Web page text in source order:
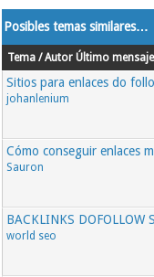
http://
http://
http://
http://
http://
http://
http://
http://
http://
http://
Posibles temas similares…
Tema / Autor Último mensaje
Sitios para enlaces do
johanlenium
Cómo conseguir enlaces
Sauron
BACKLINKS DOFOLLOW
world seo